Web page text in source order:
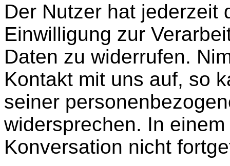
Der Nutzer hat jederzeit
Einwilligung zur
Daten zu widerrufen.
Kontakt mit uns auf, so
seiner
widersprechen. In
Konversation nicht